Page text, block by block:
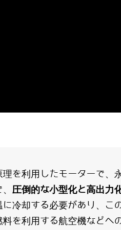
を利用したモーターで、
圧倒的な小型化と高出力
冷却する必要があり、こ
を利用する航空機などへ